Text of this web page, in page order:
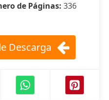
de Páginas: 336
Descarga